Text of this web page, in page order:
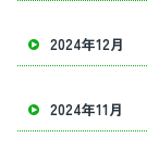
2024年12月
2024年11月